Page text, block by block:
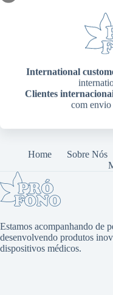
International
Clientes
com envio
Home Sobre Nós
Estamos acompanhando de
desenvolvendo produtos
dispositivos médicos.